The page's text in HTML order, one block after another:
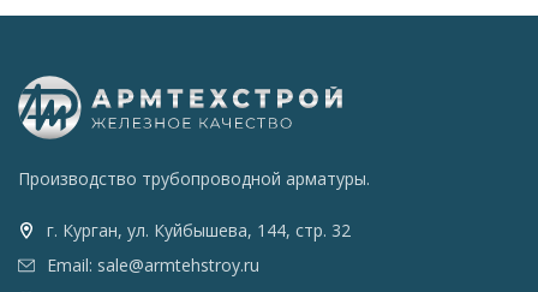
Производство трубопроводной арматуры.
г. Курган, ул. Куйбышева, 144, стр. 32
Email: sale@armtehstroy.ru